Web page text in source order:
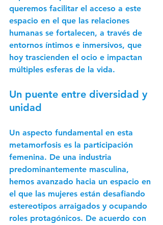
queremos facilitar el acceso a este
espacio en el que las relaciones
humanas se fortalecen, a través de
entornos íntimos e inmersivos, que
hoy trascienden el ocio e impactan
múltiples esferas de la vida.
Un puente entre diversidad y
unidad
Un aspecto fundamental en esta
metamorfosis es la participación
femenina. De una industria
predominantemente masculina,
hemos avanzado hacia un espacio en
el que las mujeres están desafiando
estereotipos arraigados y ocupando
roles protagónicos. De acuerdo con